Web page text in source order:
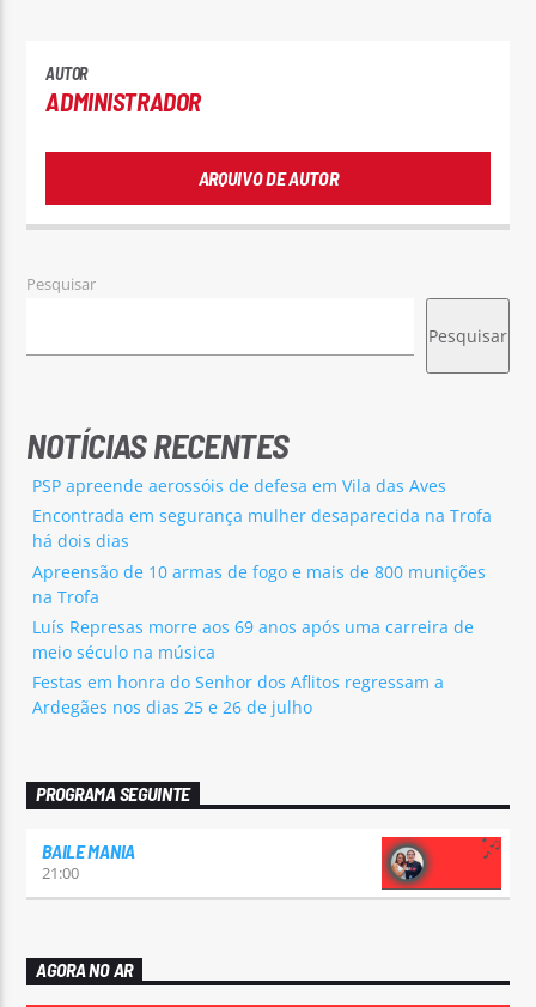
AUTOR
ADMINISTRADOR
ARQUIVO DE AUTOR
Pesquisar
Pesquisar
NOTÍCIAS RECENTES
PSP apreende aerossóis de defesa em Vila das Aves
Encontrada em segurança mulher desaparecida na Trofa
há dois dias
Apreensão de 10 armas de fogo e mais de 800 munições
na Trofa
Luís Represas morre aos 69 anos após uma carreira de
meio século na música
Festas em honra do Senhor dos Aflitos regressam a
Ardegães nos dias 25 e 26 de julho
PROGRAMA SEGUINTE
BAILE MANIA
21:00
AGORA NO AR